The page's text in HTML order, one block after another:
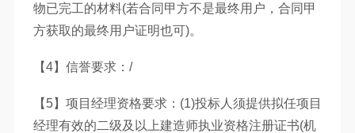
物已完工的材料(若合同甲方不是最终用户，合同甲
方获取的最终用户证明也可)。
【4】信誉要求：/
【5】项目经理资格要求：(1)投标人须提供拟任项目
经理有效的二级及以上建造师执业资格注册证书(机